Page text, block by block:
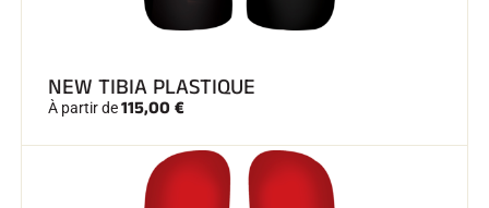
NEW TIBIA PLASTIQUE
À partir de115,00 €